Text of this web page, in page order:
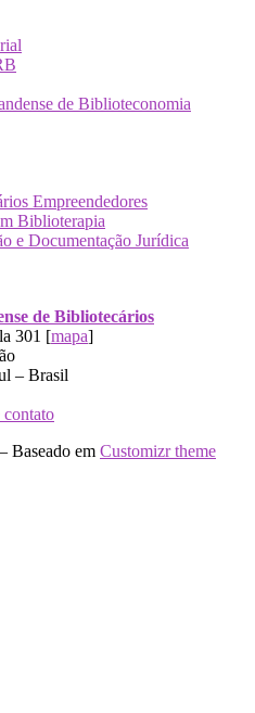
de Biblioteconomia
Empreendedores
Biblioterapia
e Documentação Jurídica
de Bibliotecários
301 [mapa]
– Brasil
contato
– Baseado em Customizr theme